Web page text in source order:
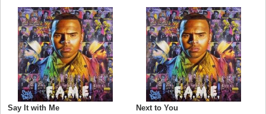
Say It with Me Next to You